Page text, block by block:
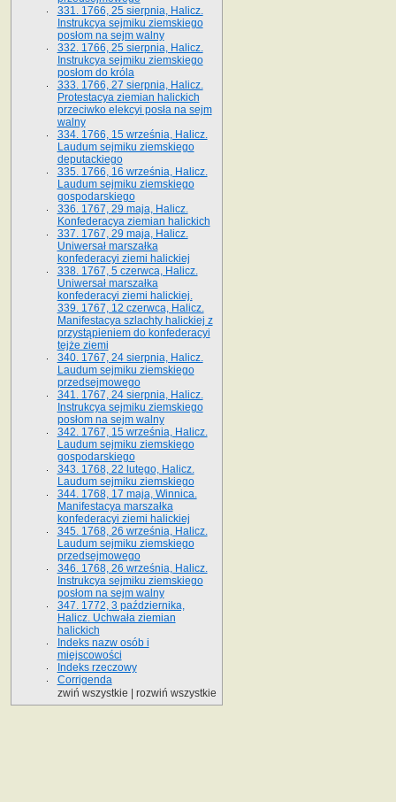
331. 1766, 25 sierpnia, Halicz.
Instrukcya sejmiku ziemskiego
posłom na sejm walny
332. 1766, 25 sierpnia, Halicz.
Instrukcya sejmiku ziemskiego
posłom do króla
333. 1766, 27 sierpnia, Halicz.
Protestacya ziemian halickich
przeciwko elekcyi posła na sejm
walny
334. 1766, 15 września, Halicz.
Laudum sejmiku ziemskiego
deputackiego
335. 1766, 16 września, Halicz.
Laudum sejmiku ziemskiego
gospodarskiego
336. 1767, 29 maja, Halicz.
Konfederacya ziemian halickich
337. 1767, 29 maja, Halicz.
Uniwersał marszałka
konfederacyi ziemi halickiej
338. 1767, 5 czerwca, Halicz.
Uniwersał marszałka
konfederacyi ziemi halickiej.
339. 1767, 12 czerwca, Halicz.
Manifestacya szlachty halickiej z
przystąpieniem do konfederacyi
tejże ziemi
340. 1767, 24 sierpnia, Halicz.
Laudum sejmiku ziemskiego
przedsejmowego
341. 1767, 24 sierpnia, Halicz.
Instrukcya sejmiku ziemskiego
posłom na sejm walny
342. 1767, 15 września, Halicz.
Laudum sejmiku ziemskiego
gospodarskiego
343. 1768, 22 lutego, Halicz.
Laudum sejmiku ziemskiego
344. 1768, 17 maja, Winnica.
Manifestacya marszałka
konfederacyi ziemi halickiej
345. 1768, 26 września, Halicz.
Laudum sejmiku ziemskiego
przedsejmowego
346. 1768, 26 września, Halicz.
Instrukcya sejmiku ziemskiego
posłom na sejm walny
347. 1772, 3 października,
Halicz. Uchwała ziemian
halickich
Indeks nazw osób i
miejscowości
Indeks rzeczowy
Corrigenda
zwiń wszystkie
rozwiń wszystkie